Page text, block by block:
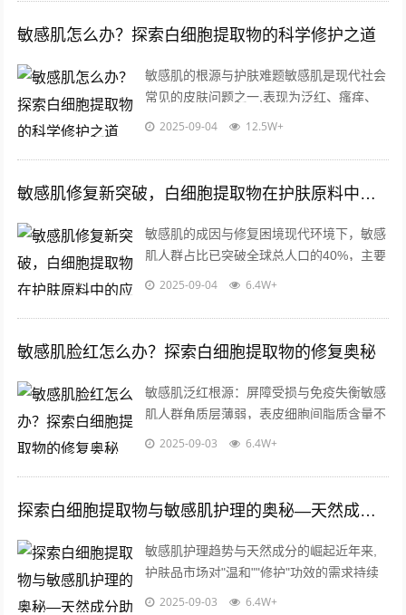
敏感肌怎么办？探索白细胞提取物的科学修护之道
敏感肌的根源与护肤难题敏感肌是现代社会
常见的皮肤问题之一,表现为泛红、瘙痒、
干燥或刺痛，环境压力、化学刺激、角质层
2025-09-04 12.5W+
敏感肌修复新突破，白细胞提取物在护肤原料中的应用价值解析
敏感肌的成因与修复困境现代环境下，敏感
肌人群占比已突破全球总人口的40%，主要
表现为皮肤屏障功能受损、神经末梢敏感
2025-09-04 6.4W+
敏感肌脸红怎么办？探索白细胞提取物的修复奥秘
敏感肌泛红根源：屏障受损与免疫失衡敏感
肌人群角质层薄弱，表皮细胞间脂质含量不
足，导致肌肤屏障防御力下降，当受到冷热
2025-09-03 6.4W+
探索白细胞提取物与敏感肌护理的奥秘—天然成分助力健康肌底
敏感肌护理趋势与天然成分的崛起近年来,
护肤品市场对"温和""修护"功效的需求持续
攀升，尤其是针对敏感肌人群的护理产品备
2025-09-03 6.4W+